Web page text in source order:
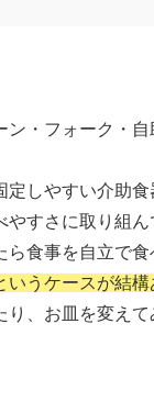
・フォーク・
しやすい介助
すさに取り組ん
食事を自立で
うケースが結構
、お皿を変え